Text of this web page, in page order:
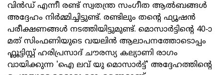
വിൻഡ് എന്നീ രണ്ട് സ്വതന്ത്ര സംഗീത ആൽബങ്ങൾ
അദ്ദേഹം നിർമ്മിച്ചിട്ടുണ്ട്. രണ്ടിലും തന്റെ ഫ്യൂഷൻ
പരീക്ഷണങ്ങൾ നടത്തിയിട്ടുമുണ്ട്. മൊസാർട്ടിന്റെ 40-ാ
മത് സിംഫണിയുടെ വയലിൻ ആലാപനത്തോടൊപ്പം
ഫ്ലൂട്ടിസ്റ്റ് ഹരിപ്രസാദ് ചൗരസ്യ കല്യാണി രാഗം
വായിക്കുന്ന 'ഐ ലവ് യു മൊസാർട്ട്' അദ്ദേഹത്തിന്റെ